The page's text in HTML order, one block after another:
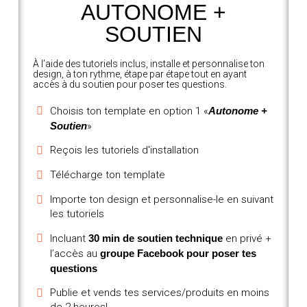
AUTONOME +
SOUTIEN
À l’aide des tutoriels inclus, installe et personnalise ton
design, à ton rythme, étape par étape tout en ayant
accès à du soutien pour poser tes questions.
Choisis ton template en option 1 «Autonome +
Soutien»
Reçois les tutoriels d'installation
Télécharge ton template
Importe ton design et personnalise-le en suivant
les tutoriels
Incluant 30 min de soutien techniqueen privé +
l’accès au groupe Facebook pour poser tes
questions
Publie et vends tes services/produits en moins